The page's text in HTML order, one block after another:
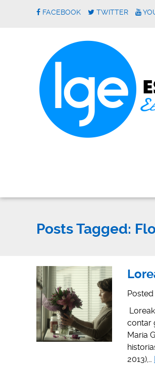
FACEBOOK TWITTER
Posts Tagged:
Posted
contar
Maria
2013),…